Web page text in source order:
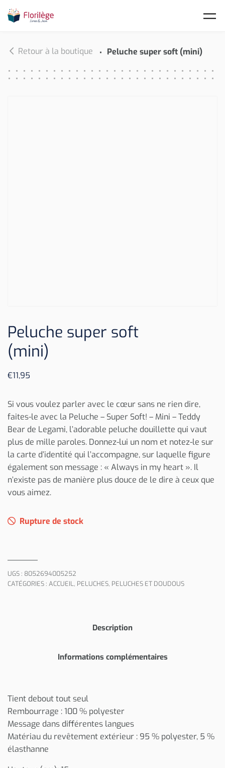
Retour à la boutique Peluche super soft (mini)
Peluche super soft
(mini)
€11,95
Si vous voulez parler avec le cœur sans ne rien dire,
faites-le avec la Peluche – Super Soft! – Mini – Teddy
Bear de Legami, l’adorable peluche douillette qui vaut
plus de mille paroles. Donnez-lui un nom et notez-le sur
la carte d’identité qui l’accompagne, sur laquelle figure
également son message : « Always in my heart ». Il
n’existe pas de manière plus douce de le dire à ceux que
vous aimez.
Rupture de stock
UGS : 8052694005252
CATÉGORIES : ACCUEIL, PELUCHES, PELUCHES ET DOUDOUS
Description
Informations complémentaires
Tient debout tout seul
Rembourrage : 100 % polyester
Message dans différentes langues
Matériau du revêtement extérieur : 95 % polyester, 5 %
élasthanne